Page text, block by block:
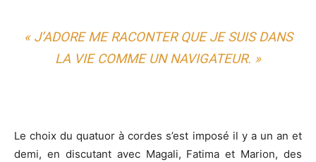
« J’ADORE ME RACONTER QUE JE SUIS DANS
LA VIE COMME UN NAVIGATEUR. »
Le choix du quatuor à cordes s’est imposé il y a un an et
demi, en discutant avec Magali, Fatima et Marion, des